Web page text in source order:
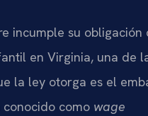
incumple su obligación
en Virginia, una de
la ley otorga es el
como wage